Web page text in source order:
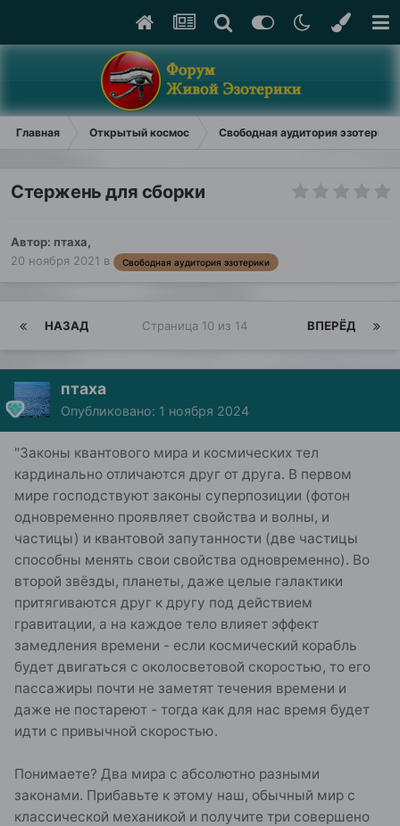
Главная Открытый космос Свободная аудитория эзотерики
Стержень для сборки
Автор: птаха,
20 ноября 2021 в Свободная аудитория эзотерики
НАЗАД ВПЕРЁД
Страница 10 из 14
птаха
Опубликовано: 1 ноября 2024
"Законы квантового мира и космических тел
кардинально отличаются друг от друга. В первом
мире господствуют законы суперпозиции (фотон
одновременно проявляет свойства и волны, и
частицы) и квантовой запутанности (две частицы
способны менять свои свойства одновременно). Во
второй звёзды, планеты, даже целые галактики
притягиваются друг к другу под действием
гравитации, а на каждое тело влияет эффект
замедления времени - если космический корабль
будет двигаться с околосветовой скоростью, то его
пассажиры почти не заметят течения времени и
даже не постареют - тогда как для нас время будет
идти с привычной скоростью.
Понимаете? Два мира с абсолютно разными
законами. Прибавьте к этому наш, обычный мир с
классической механикой и получите три совершено